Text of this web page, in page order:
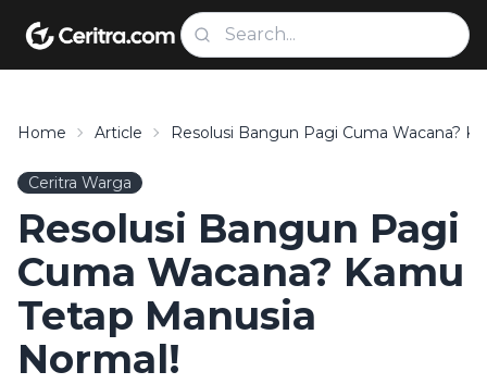
Home Article Resolusi Bangun Pagi Cuma Wacana?
Ceritra Warga
Resolusi Bangun Pagi
Cuma Wacana? Kamu
Tetap Manusia
Normal!